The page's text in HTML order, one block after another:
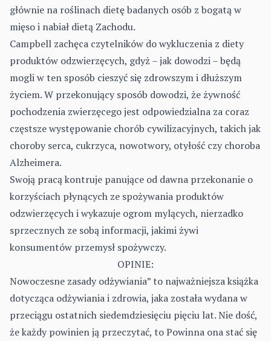
głównie na roślinach dietę badanych osób z bogatą w
mięso i nabiał dietą Zachodu.
Campbell zachęca czytelników do wykluczenia z diety
produktów odzwierzęcych, gdyż – jak dowodzi – będą
mogli w ten sposób cieszyć się zdrowszym i dłuższym
życiem. W przekonujący sposób dowodzi, że żywność
pochodzenia zwierzęcego jest odpowiedzialna za coraz
częstsze występowanie chorób cywilizacyjnych, takich jak
choroby serca, cukrzyca, nowotwory, otyłość czy choroba
Alzheimera.
Swoją pracą kontruje panujące od dawna przekonanie o
korzyściach płynących ze spożywania produktów
odzwierzęcych i wykazuje ogrom mylących, nierzadko
sprzecznych ze sobą informacji, jakimi żywi
konsumentów przemysł spożywczy.
OPINIE:
Nowoczesne zasady odżywiania” to najważniejsza książka
dotycząca odżywiania i zdrowia, jaka została wydana w
przeciągu ostatnich siedemdziesięciu pięciu lat. Nie dość,
że każdy powinien ją przeczytać, to Powinna ona stać się